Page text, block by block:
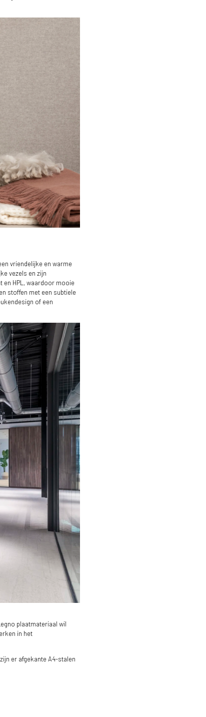
vriendelijke en warme
vezels en zijn
en HPL, waardoor mooie
stoffen met een subtiele
of een
plaatmateriaal wil
in het
er afgekante A4-stalen